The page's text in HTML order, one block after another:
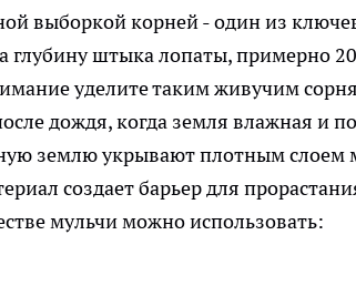
выборкой корней - один из
глубину штыка лопаты, примерно
уделите таким живучим
дождя, когда земля влажная и
землю укрывают плотным слоем
создает барьер для
мульчи можно использовать: